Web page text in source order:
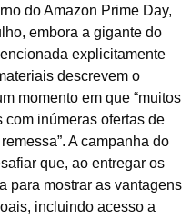
do Amazon Prime Day,
embora a gigante do
explicitamente
descrevem o
momento em que “muitos
inúmeras ofertas de
A campanha do
que, ao entregar os
para mostrar as vantagens
incluindo acesso a